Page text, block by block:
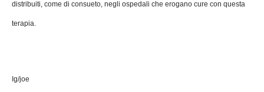
distribuiti, come di consueto, negli ospedali che erogano cure con questa
terapia.
Ig/joe